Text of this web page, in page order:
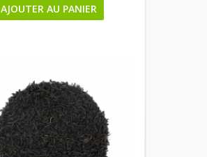
AJOUTER AU PANIER